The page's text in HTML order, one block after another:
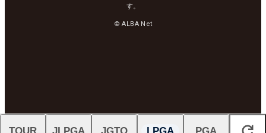
す。
© ALBA Net
TOUR JLPGA JGTO LPGA PGA